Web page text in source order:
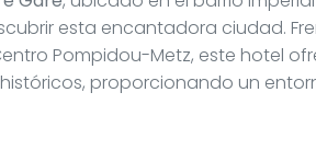
esta encantadora ciudad.
Pompidou-Metz, este hotel
proporcionando un